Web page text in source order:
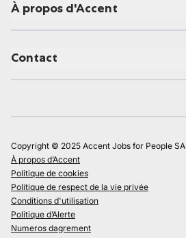
À propos d'Accent
Contact
Copyright © 2025 Accent Jobs for People SA
À propos d’Accent
Politique de cookies
Politique de respect de la vie privée
Conditions d'utilisation
Politique d’Alerte
Numeros dagrement